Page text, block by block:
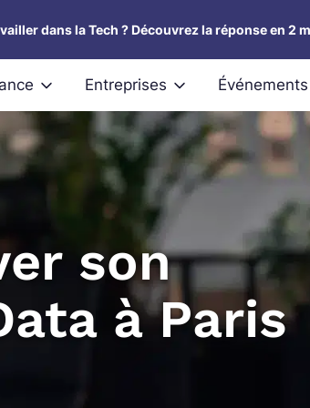
dans la Tech ? Découvrez la réponse en 2
Entreprises Événements
son
à Paris